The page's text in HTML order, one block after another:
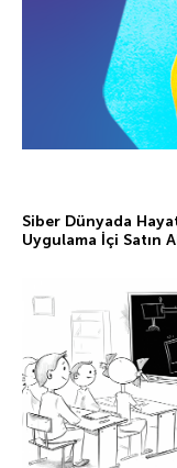
Siber Dünyada
Uygulama İçi Satın